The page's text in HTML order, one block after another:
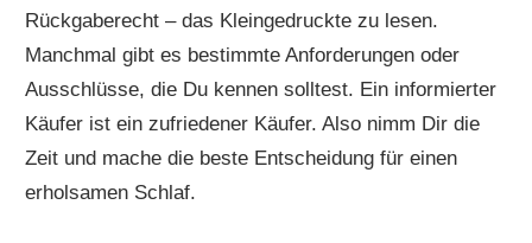
Rückgaberecht – das Kleingedruckte zu lesen.
Manchmal gibt es bestimmte Anforderungen oder
Ausschlüsse, die Du kennen solltest. Ein informierter
Käufer ist ein zufriedener Käufer. Also nimm Dir die
Zeit und mache die beste Entscheidung für einen
erholsamen Schlaf.